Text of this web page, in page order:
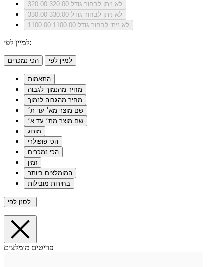
320.00
לא ניתן לבחור גודל 320.00
330.00
לא ניתן לבחור גודל 330.00
1100.00
לא ניתן לבחור גודל 1100.00
למיין לפי:
הכי נמכרים למיין לפי
התאמות
מחיר מהנמוך לגבוה
מחיר מהגבוה לנמוך
שם מוצר מא׳ עד ת׳
שם מוצר מת׳ עד א׳
מותג
הכי פופולרי
הכי נמכרים
זמין
המומלצים ביותר
בחירות מובילות
לסנן לפי:
פריטים מומלצים